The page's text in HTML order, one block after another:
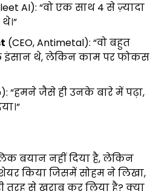
AI): “वो एक साथ 4 से ज़्यादा
(CEO, Antimetal): “वो बहुत
इंसान थे, लेकिन काम पर फोकस
“हमने जैसे ही उनके बारे में पढ़ा,
बयान नहीं दिया है, लेकिन
किया जिसमें सोहम ने लिखा,
तरह से खराब कर लिया है? क्या